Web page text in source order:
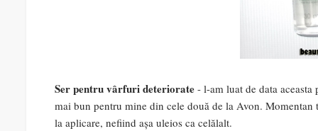
Ser pentru vârfuri deteriorate - l-am luat de data aceasta
mai bun pentru mine din cele două de la Avon.
la aplicare, nefiind așa uleios ca celălalt.